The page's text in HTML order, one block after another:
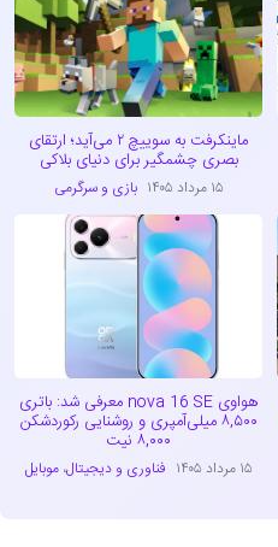
ماینکرفت به سوییچ ۲ می‌آید؛ ارتقای
بصری چشمگیر برای دنیای بلاکی
۱۵ مرداد ۱۴۰۵ بازی و سرگرمی
هواوی nova 16 SE معرفی شد: باتری
۸,۵۰۰ میلی‌آمپری و روشنایی رکوردشکن
۸,۰۰۰ نیت
۱۵ مرداد ۱۴۰۵ فناوری و دیجیتال،موبایل